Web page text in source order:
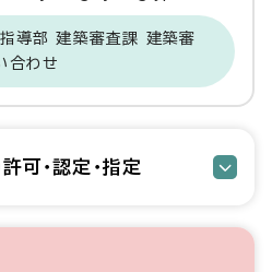
導部 建築審査課 建築審
合わせ
可・認定・指定